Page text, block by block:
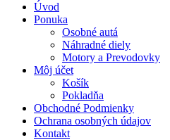
Úvod
Ponuka
Osobné autá
Náhradné diely
Motory a Prevodovky
Môj účet
Košík
Pokladňa
Obchodné Podmienky
Ochrana osobných údajov
Kontakt